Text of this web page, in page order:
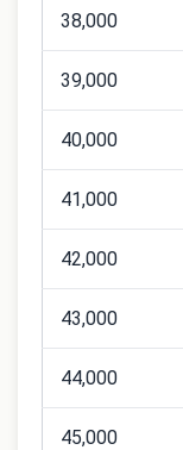
38,000
39,000
40,000
41,000
42,000
43,000
44,000
45,000